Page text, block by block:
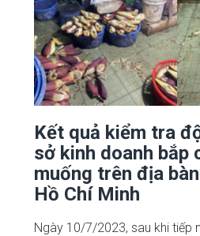
Kết quả kiểm tra
sở kinh doanh bắp
muống trên địa
Hồ Chí Minh
Ngày 10/7/2023, sau khi tiếp